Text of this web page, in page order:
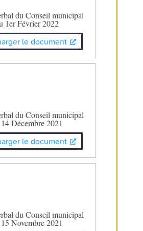
du Conseil municipal
1er Février 2022
le document
du Conseil municipal
Décembre 2021
le document
du Conseil municipal
Novembre 2021